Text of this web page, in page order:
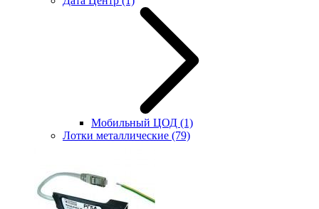
Мобильный ЦОД (1)
Лотки металлические (79)